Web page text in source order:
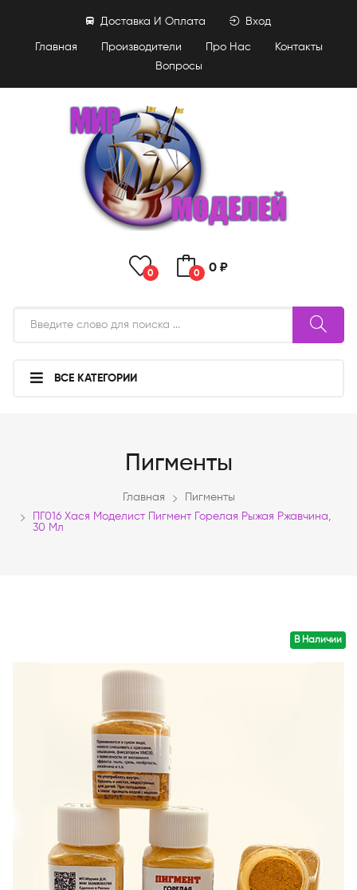
Главная Производители Про Нас
Контакты
Вопросы
Доставка И Оплата Вход
0 0 0 ₽
ВСЕ КАТЕГОРИИ
Пигменты
Главная
Пигменты
ПГ016 Хася Моделист Пигмент Горелая Рыжая Ржавчина,
30 Мл
В Наличии